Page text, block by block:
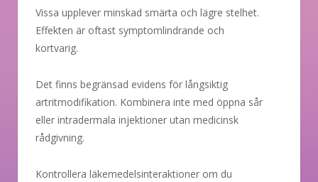
Vissa upplever minskad smärta och lägre stelhet.
Effekten är oftast symptomlindrande och
kortvarig.
Det finns begränsad evidens för långsiktig
artritmodifikation. Kombinera inte med öppna sår
eller intradermala injektioner utan medicinsk
rådgivning.
Kontrollera läkemedelsinteraktioner om du